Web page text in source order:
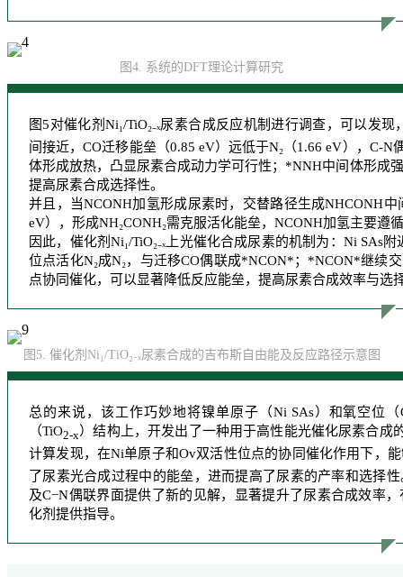
图4. 系统的DFT理论计算研究
图5对催化剂Ni₁/TiO₂₋ₓ尿素合成反应机制进行调查，可以发现
间接近，CO迁移能垒（0.85 eV）远低于N₂（1.66 eV），C-
体形成放热，凸显尿素合成动力学可行性；*NNH中间体形成
提高尿素合成选择性。
并且，当NCONH加氢形成尿素时， 交替路径生成NHCONH中
eV），形成NH₂CONH₂需克服活化能垒，NCONH加氢主要遵
因此，催化剂Ni₁/TiO₂₋ₓ上光催化合成尿素的机制为：Ni SAs
位点活化N₂成N₂，与迁移CO偶联成*NCON*；*NCON*继续
点协同催化，可以显著降低反应能垒，提高尿素合成效率与选
图5. 催化剂Ni₁/TiO₂₋ₓ尿素合成的吉布斯自由能及反应路径示意图
总的来说，该工作巧妙地将镍单原子（Ni SAs）和氧空位
（TiO2-x ）结构上，开发出了一种用于高性能光催化尿素合成
计算发现，在Ni单原子和Ov双活性位点的协同催化作用下，能
了尿素光合成过程中的能垒，进而提高了尿素的产率和选择
及C−N偶联界面提供了新的见解，显著提升了尿素合成效率
化剂提供指导。